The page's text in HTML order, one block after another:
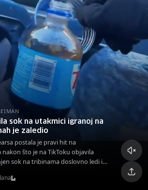
sok na utakmici igranoj na
je zaledio
postala je pravi hit na
što je na TikToku objavila
sok na tribinama doslovno ledi i